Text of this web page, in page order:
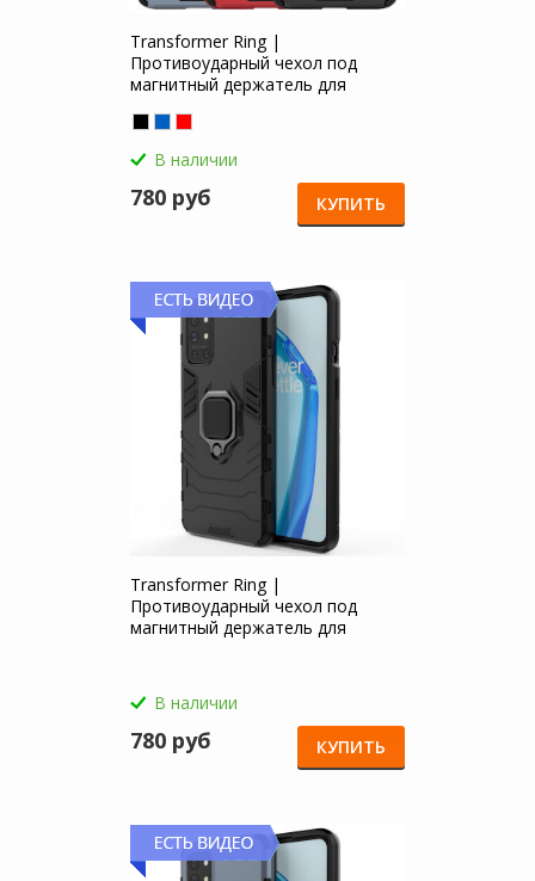
Transformer Ring |
Противоударный чехол под
магнитный держатель для
В наличии
780 руб КУПИТЬ
Transformer Ring |
Противоударный чехол под
магнитный держатель для
В наличии
780 руб КУПИТЬ